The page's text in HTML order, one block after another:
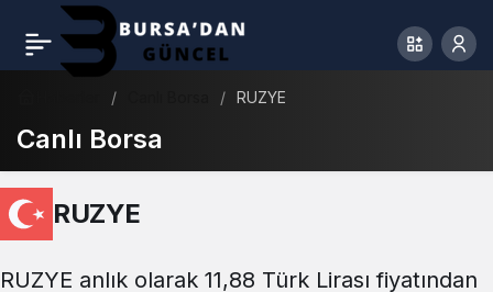
RUZYE
Canlı Borsa
RUZYE
RUZYE anlık olarak 11,88 Türk Lirası fiyatından